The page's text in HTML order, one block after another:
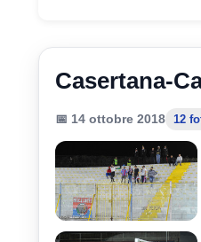
Casertana-
📅 14 ottobre 2018 12